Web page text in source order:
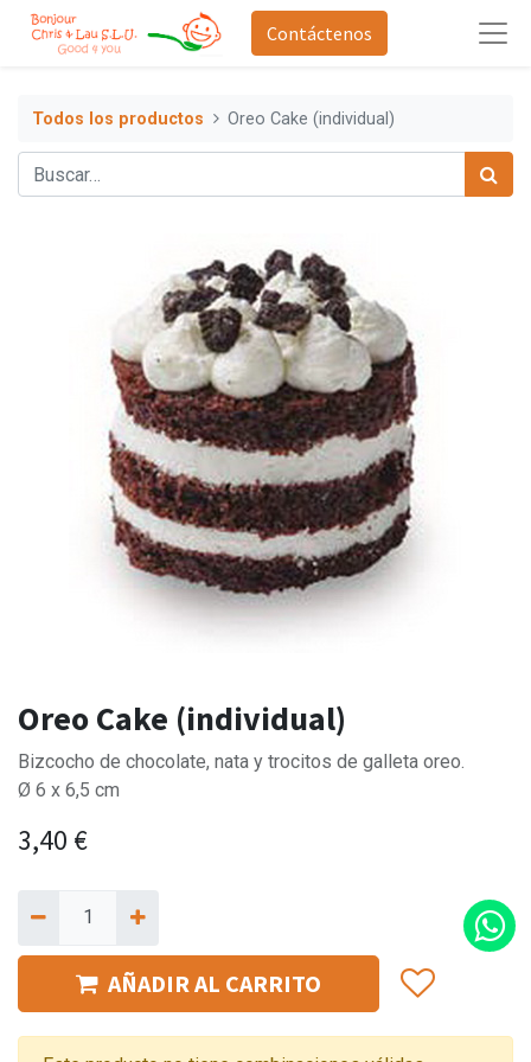
Contáctenos
Todos los productos Oreo Cake (individual)
Oreo Cake (individual)
Bizcocho de chocolate, nata y trocitos de galleta oreo.
Ø 6 x 6,5 cm
3,40 €
AÑADIR AL CARRITO